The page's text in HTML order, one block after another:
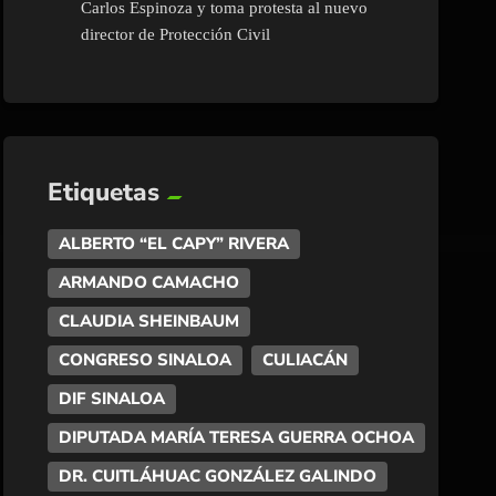
Carlos Espinoza y toma protesta al nuevo
director de Protección Civil
Etiquetas
ALBERTO “EL CAPY” RIVERA
ARMANDO CAMACHO
CLAUDIA SHEINBAUM
CONGRESO SINALOA
CULIACÁN
DIF SINALOA
DIPUTADA MARÍA TERESA GUERRA OCHOA
DR. CUITLÁHUAC GONZÁLEZ GALINDO